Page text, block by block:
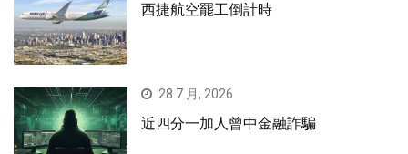
西捷航空罷工倒計時
28 7 月, 2026
近四分一加人曾中金融詐騙